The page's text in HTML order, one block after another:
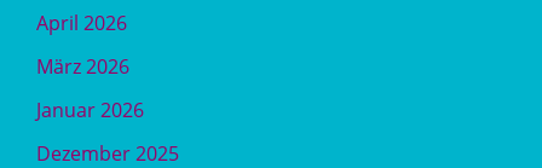
April 2026
März 2026
Januar 2026
Dezember 2025